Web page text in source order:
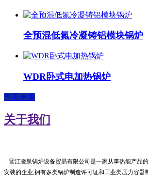
全预混低氮冷凝铸铝模块锅炉
WDR卧式电加热锅炉
查看更多
关于我们
晋江凌泉锅炉设备贸易有限公司是一家从事热能产品
安装的企业,拥有多类锅炉制造许可证和工业类压力容器